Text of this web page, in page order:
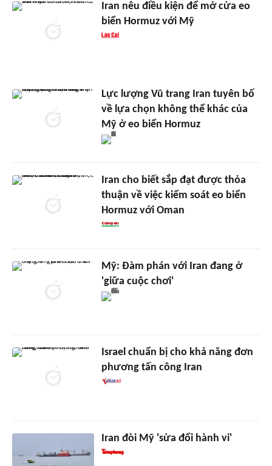
Iran nêu điều kiện để mở cửa eo
biển Hormuz với Mỹ
Lực lượng Vũ trang Iran tuyên bố
về lựa chọn không thể khác của
Mỹ ở eo biển Hormuz
Iran cho biết sắp đạt được thỏa
thuận về việc kiểm soát eo biển
Hormuz với Oman
Mỹ: Đàm phán với Iran đang ở
'giữa cuộc chơi'
Israel chuẩn bị cho khả năng đơn
phương tấn công Iran
Iran đòi Mỹ 'sửa đổi hành vi'